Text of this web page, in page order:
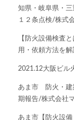
知県・岐阜県・
１２条点検/株式
【防火設備検査
用・依頼方法を
2021.12大阪ビル
あま市 防火・建
期報告/株式会社
あま市【防火設